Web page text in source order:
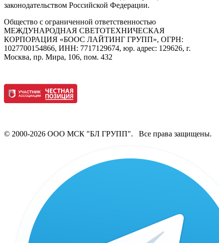
законодательством Российской Федерации.
Общество с ограниченной ответственностью
МЕЖДУНАРОДНАЯ СВЕТОТЕХНИЧЕСКАЯ
КОРПОРАЦИЯ «БООС ЛАЙТИНГ ГРУПП», ОГРН:
1027700154866, ИНН: 7717129674, юр. адрес: 129626, г.
Москва, пр. Мира, 106, пом. 432
© 2000-2026 ООО МСК "БЛ ГРУПП". Все права защищены.